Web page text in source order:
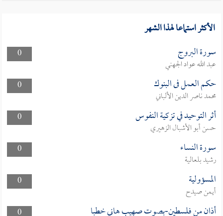
الأكثر استماعا لهذا الشهر
0 سورة البروج
عبد الله عواد الجهني
0
حكم العمل فى البنوك
محمد ناصر الدين الألباني
0
أثر التوحيد في تزكية النفوس
حسن أبو الأشبال الزهيري
0
سورة النساء
رشيد بلعالية
0
المسؤولية
أيمن صيدح
أذان من فلسطين-بصوت صهيب هاني خطبا